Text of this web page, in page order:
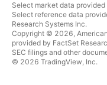
Select market data provided
Select reference data
Research Systems Inc.
Copyright © 2026,
provided by FactSet
SEC filings and other
© 2026 TradingView, Inc.